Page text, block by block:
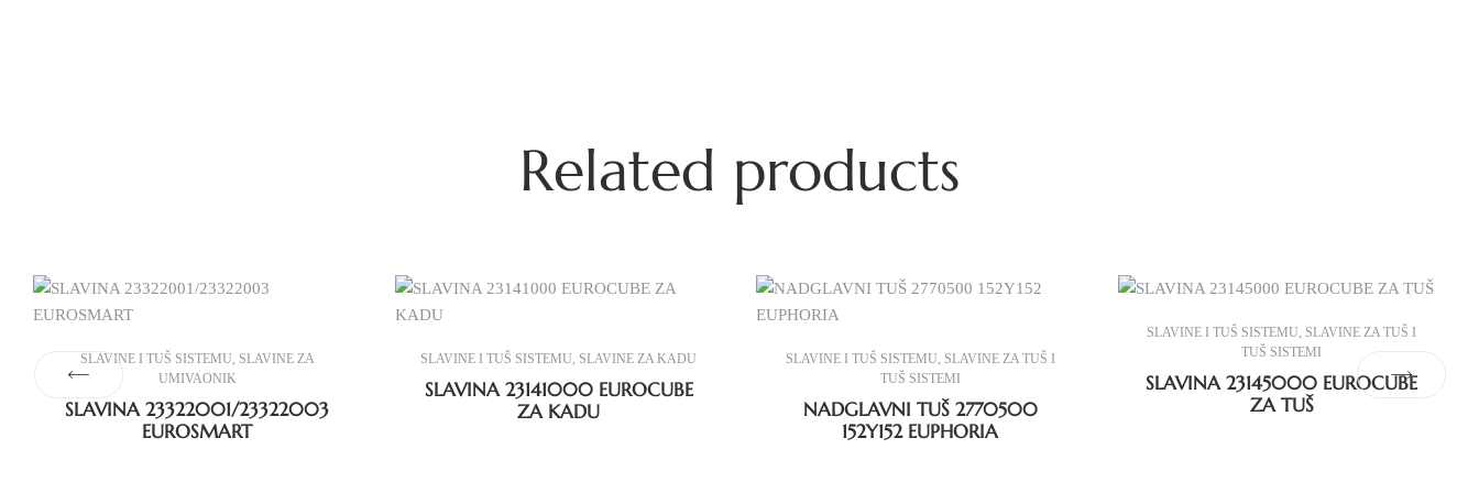
Related products
SLAVINE I TUŠ SISTEMU, SLAVINE ZA
UMIVAONIK
SLAVINA 23322001/23322003
EUROSMART
SLAVINE I TUŠ SISTEMU, SLAVINE ZA KADU
SLAVINA 23141000 EUROCUBE
ZA KADU
SLAVINE I TUŠ SISTEMU, SLAVINE ZA TUŠ I
TUŠ SISTEMI
NADGLAVNI TUŠ 2770500
152Y152 EUPHORIA
SLAVINE I TUŠ SISTEMU, SLAVINE ZA TUŠ I
TUŠ SISTEMI
SLAVINA 23145000 EUROCUBE
ZA TUŠ